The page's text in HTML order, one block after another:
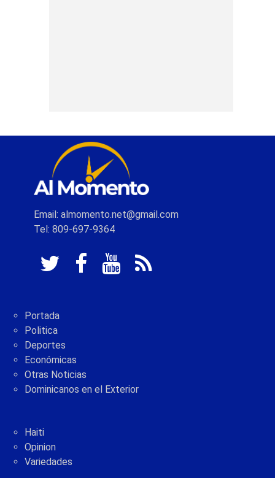
Email: almomento.net@gmail.com
Tel: 809-697-9364
Portada
Politica
Deportes
Económicas
Otras Noticias
Dominicanos en el Exterior
Haiti
Opinion
Variedades